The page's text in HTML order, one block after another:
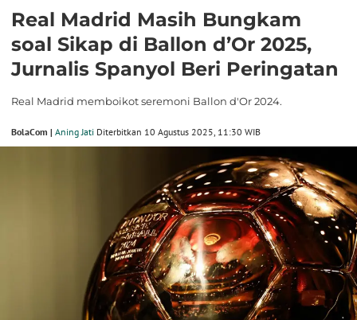
Real Madrid Masih Bungkam
soal Sikap di Ballon d’Or 2025,
Jurnalis Spanyol Beri Peringatan
Real Madrid memboikot seremoni Ballon d'Or 2024.
BolaCom | Aning Jati Diterbitkan 10 Agustus 2025, 11:30 WIB